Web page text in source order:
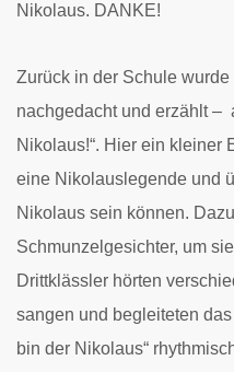
Nikolaus. DANKE!
Zurück in der Schule
nachgedacht und erzählt –
Nikolaus!“. Hier ein kleiner
eine Nikolauslegende und
Nikolaus sein können.
Schmunzelgesichter, um
Drittklässler hörten
sangen und begleiteten
bin der Nikolaus“